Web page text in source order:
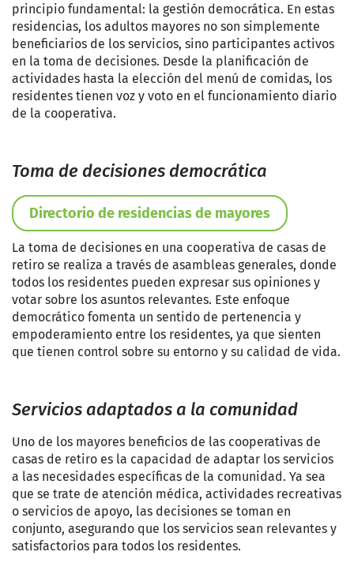
principio fundamental: la gestión democrática. En estas
residencias, los adultos mayores no son simplemente
beneficiarios de los servicios, sino participantes activos
en la toma de decisiones. Desde la planificación de
actividades hasta la elección del menú de comidas, los
residentes tienen voz y voto en el funcionamiento diario
de la cooperativa.
Toma de decisiones democrática
Directorio de residencias de mayores
La toma de decisiones en una cooperativa de casas de
retiro se realiza a través de asambleas generales, donde
todos los residentes pueden expresar sus opiniones y
votar sobre los asuntos relevantes. Este enfoque
democrático fomenta un sentido de pertenencia y
empoderamiento entre los residentes, ya que sienten
que tienen control sobre su entorno y su calidad de vida.
Servicios adaptados a la comunidad
Uno de los mayores beneficios de las cooperativas de
casas de retiro es la capacidad de adaptar los servicios
a las necesidades específicas de la comunidad. Ya sea
que se trate de atención médica, actividades recreativas
o servicios de apoyo, las decisiones se toman en
conjunto, asegurando que los servicios sean relevantes y
satisfactorios para todos los residentes.